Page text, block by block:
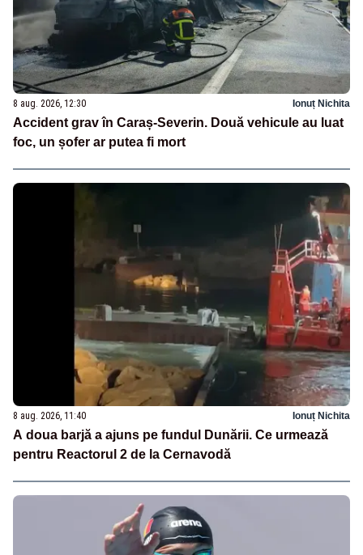
8 aug. 2026, 12:30 Ionuț Nichita
Accident grav în Caraș-Severin. Două vehicule au luat
foc, un șofer ar putea fi mort
8 aug. 2026, 11:40 Ionuț Nichita
A doua barjă a ajuns pe fundul Dunării. Ce urmează
pentru Reactorul 2 de la Cernavodă